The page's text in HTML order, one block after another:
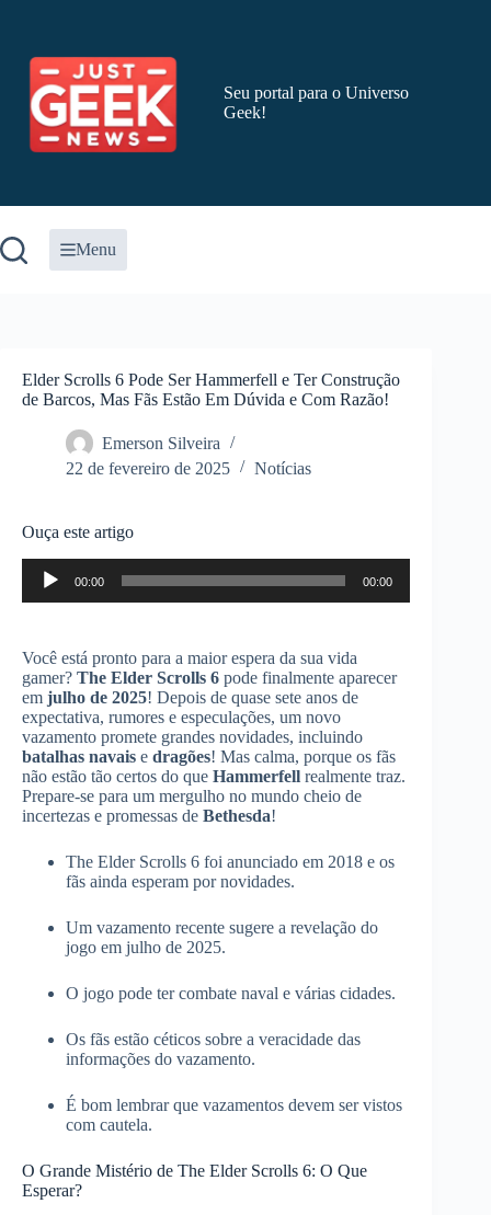
conteúdo
Seu portal para o Universo
Geek!
Menu
Elder Scrolls 6 Pode Ser Hammerfell e Ter Construção
de Barcos, Mas Fãs Estão Em Dúvida e Com Razão!
Emerson Silveira
22 de fevereiro de 2025
Notícias
Ouça este artigo
Tocador
áudio
00:00 00:00
Você está pronto para a maior espera da sua vida
gamer? The Elder Scrolls 6 pode finalmente aparecer
em julho de 2025! Depois de quase sete anos de
expectativa, rumores e especulações, um novo
vazamento promete grandes novidades, incluindo
batalhas navais e dragões! Mas calma, porque os fãs
não estão tão certos do que Hammerfell realmente traz.
Prepare-se para um mergulho no mundo cheio de
incertezas e promessas de Bethesda!
The Elder Scrolls 6 foi anunciado em 2018 e os
fãs ainda esperam por novidades.
Um vazamento recente sugere a revelação do
jogo em julho de 2025.
O jogo pode ter combate naval e várias cidades.
Os fãs estão céticos sobre a veracidade das
informações do vazamento.
É bom lembrar que vazamentos devem ser vistos
com cautela.
O Grande Mistério de The Elder Scrolls 6: O Que
Esperar?